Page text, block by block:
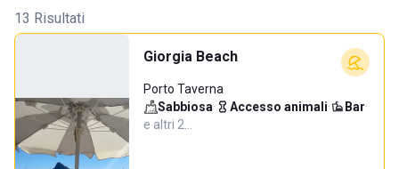
13 Risultati
Giorgia Beach
Porto Taverna
Sabbiosa· Accesso animali· Bar·
e altri 2…